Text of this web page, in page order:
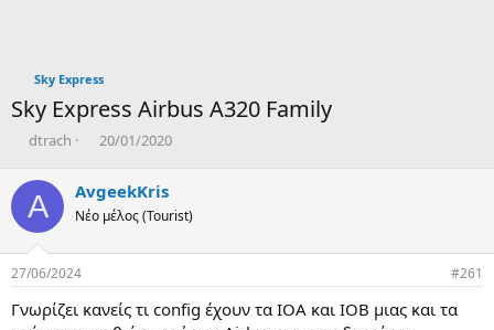
Sky Express
Sky Express Airbus A320 Family
T
r
e
a
d
s
t
r
dtrach
Η
ρ
ο
η
α
20/01/2020
A AvgeekKris
Νέο μέλος (Tourist)
27/06/2024 #261
Γνωρίζει κανείς τι config έχουν τα ΙΟΑ και ΙΟΒ μιας και τα